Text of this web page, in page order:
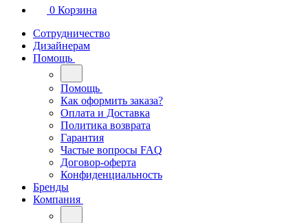
0 Корзина
Сотрудничество
Дизайнерам
Помощь
Помощь
Как оформить заказа?
Оплата и Доставка
Политика возврата
Гарантия
Частые вопросы FAQ
Договор-оферта
Конфиденциальность
Бренды
Компания